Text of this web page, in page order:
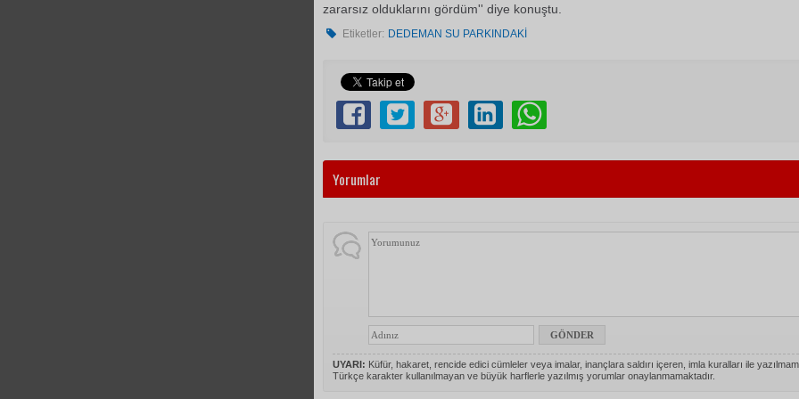
zararsız olduklarını gördüm'' diye konuştu.
Etiketler: DEDEMAN SU PARKINDAKİ
Yorumlar
UYARI: Küfür, hakaret, rencide edici cümleler veya imalar, inançlara saldırı içeren, imla kuralları ile
Türkçe karakter kullanılmayan ve büyük harflerle yazılmış yorumlar onaylanmamaktadır.